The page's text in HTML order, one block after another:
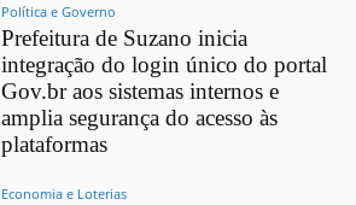
Política e Governo
Prefeitura de Suzano inicia
integração do login único do portal
Gov.br aos sistemas internos e
amplia segurança do acesso às
plataformas
Economia e Loterias